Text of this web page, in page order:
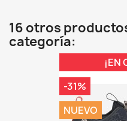
16 otros
categoría:
¡EN
-31%
NUEVO